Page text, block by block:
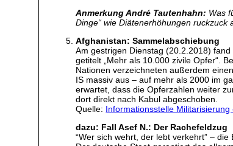
Anmerkung André Tautenhahn: Was
Dinge“ wie Diätenerhöhungen ruckzuck
Afghanistan: Sammelabschiebung
Am gestrigen Dienstag (20.2.2018)
getitelt „Mehr als 10.000 zivile Opfer“.
Nationen verzeichneten außerdem
IS massiv aus – auf mehr als 2000 im
erwartet, dass die Opferzahlen weiter
dort direkt nach Kabul abgeschoben.
Quelle: Informationsstelle Militarisierung
dazu: Fall Asef N.: Der Rachefeldzug
“Wer sich wehrt, der lebt verkehrt” –